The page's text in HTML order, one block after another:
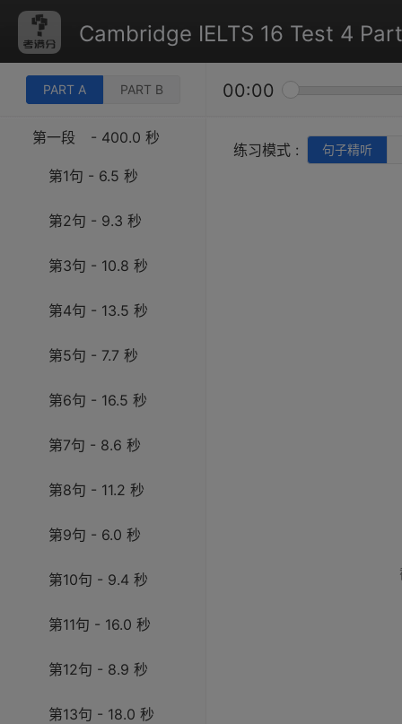
Cambridge IELTS 16 Test 4
PART A PART B 00:00
第一段 - 400.0 秒
第1句 - 6.5 秒
第2句 - 9.3 秒
第3句 - 10.8 秒
第4句 - 13.5 秒
第5句 - 7.7 秒
第6句 - 16.5 秒
第7句 - 8.6 秒
第8句 - 11.2 秒
第9句 - 6.0 秒
第10句 - 9.4 秒
第11句 - 16.0 秒
第12句 - 8.9 秒
第13句 - 18.0 秒
练习模式 : 句子精听